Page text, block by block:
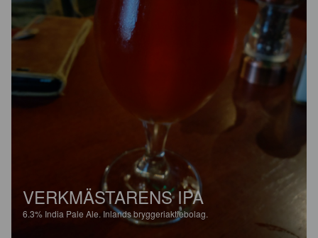
VERKMÄSTARENS IPA
6.3% India Pale Ale. Inlands bryggeriaktiebolag.